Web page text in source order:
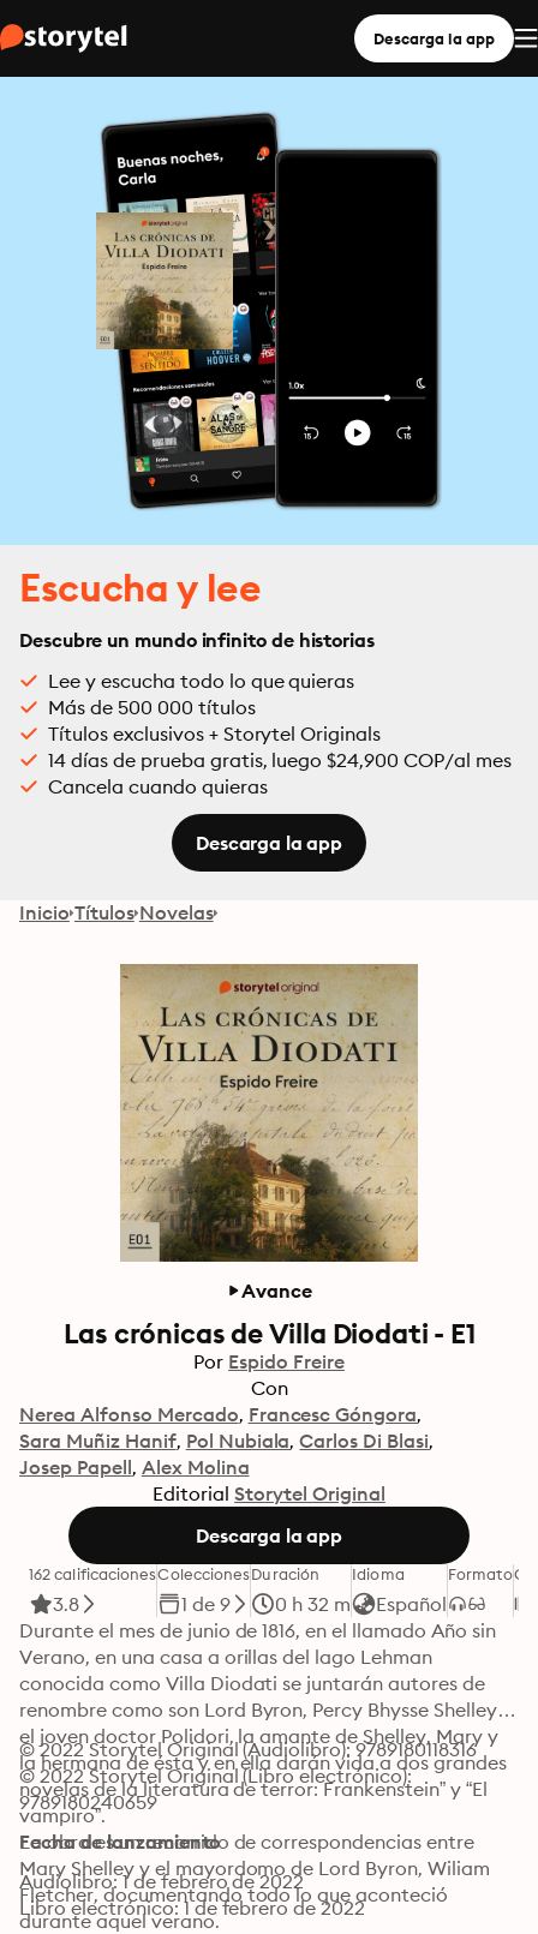
Descarga la app
Escucha y lee
Descubre un mundo infinito de historias
Lee y escucha todo lo que quieras
Más de 500 000 títulos
Títulos exclusivos + Storytel Originals
14 días de prueba gratis, luego $24,900 COP/al mes
Cancela cuando quieras
Descarga la app
Inicio Títulos Novelas
Avance
Las crónicas de Villa Diodati - E1
Por Espido Freire
Con
Nerea Alfonso Mercado Francesc Góngora
Sara Muñiz Hanif Pol Nubiala Carlos Di Blasi
Josep Papell Alex Molina
Editorial Storytel Original
Descarga la app
162 calificaciones
3.8
Colecciones
1 de 9
Duración
0 h 32 m
Idioma
Español
Formato
Durante el mes de junio de 1816, en el llamado Año sin
Verano, en una casa a orillas del lago Lehman
conocida como Villa Diodati se juntarán autores de
renombre como son Lord Byron, Percy Bhysse Shelley,
el joven doctor Polidori, la amante de Shelley, Mary y
la hermana de ésta y en ella darán vida a dos grandes
novelas de la literatura de terror: Frankenstein” y “El
vampiro”.
La obra es un recorrido de correspondencias entre
Mary Shelley y el mayordomo de Lord Byron, Wiliam
Fletcher, documentando todo lo que aconteció
durante aquel verano.
© 2022 Storytel Original (Audiolibro): 9789180118316
© 2022 Storytel Original (Libro electrónico):
9789180240659
Fecha de lanzamiento
Audiolibro: 1 de febrero de 2022
Libro electrónico: 1 de febrero de 2022